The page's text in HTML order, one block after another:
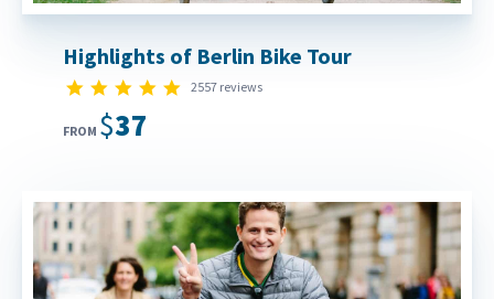
Highlights of Berlin Bike Tour
4.9 star rating
2557 reviews
FROM $37